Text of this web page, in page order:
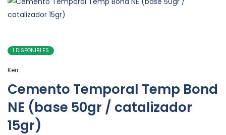
1 DISPONIBLES
Kerr
Cemento Temporal Temp Bond
NE (base 50gr / catalizador
15gr)